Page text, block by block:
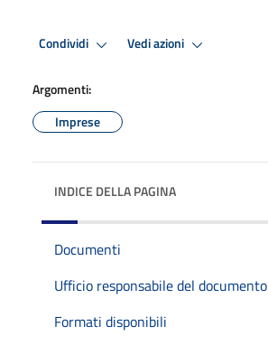
Condividi Vedi azioni
Argomenti:
Imprese
INDICE DELLA PAGINA
Documenti
Ufficio responsabile del documento
Formati disponibili